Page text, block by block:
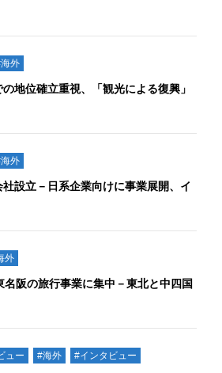
外
地位確立重視、「観光による復興」
外
設立－日系企業向けに事業展開、イ
外
阪の旅行事業に集中－東北と中四国
ュー #海外 #インタビュー